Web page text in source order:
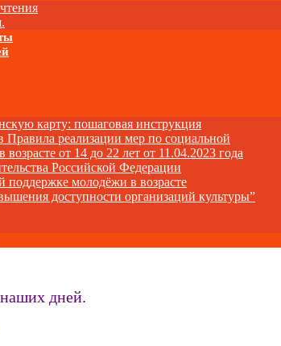
карту: пошаговая инструкция
Правила реализации мер по социальной
от 14 до 22 лет от 11.04.2023 года
Российской Федерации
молодёжи в возрасте
доступности организаций культуры”
дней.